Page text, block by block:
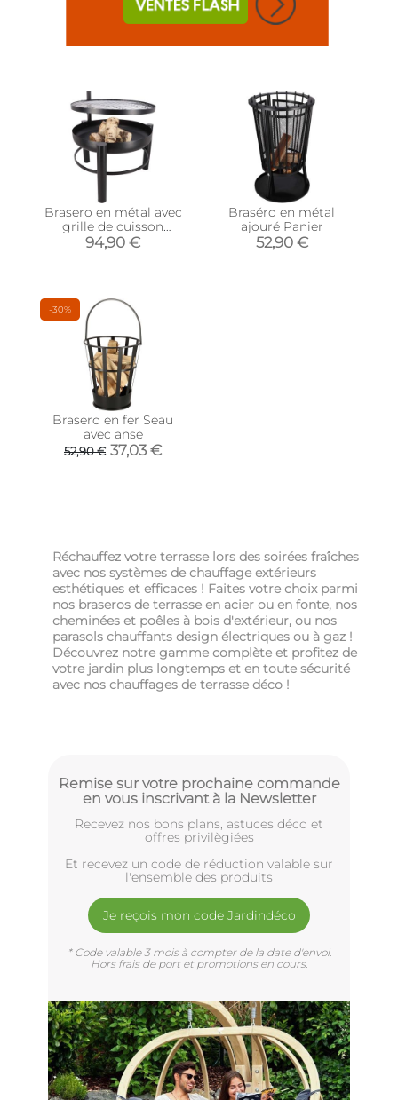
Brasero en métal avec
grille de cuisson
intégrée (66 x 78 x 69
cm)
94,90 €
Braséro en métal
ajouré Panier
52,90 €
-30%
Brasero en fer Seau
avec anse
52,90 € 37,03 €
Réchauffez votre terrasse lors des soirées fraîches
avec nos systèmes de chauffage extérieurs
esthétiques et efficaces ! Faites votre choix parmi
nos braseros de terrasse en acier ou en fonte, nos
cheminées et poêles à bois d'extérieur, ou nos
parasols chauffants design électriques ou à gaz !
Découvrez notre gamme complète et profitez de
votre jardin plus longtemps et en toute sécurité
avec nos chauffages de terrasse déco !
Remise sur votre prochaine commande
en vous inscrivant à la Newsletter
Recevez nos bons plans, astuces déco et
offres privilègiées
Et recevez un code de réduction valable sur
l'ensemble des produits
Je reçois mon code Jardindéco
* Code valable 3 mois à compter de la date d'envoi.
Hors frais de port et promotions en cours.